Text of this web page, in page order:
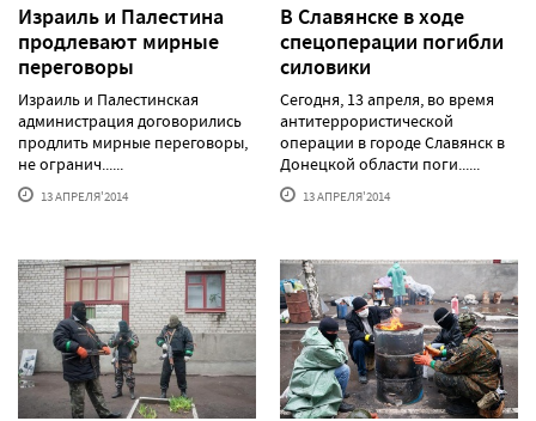
Израиль и Палестина
продлевают мирные
переговоры
Израиль и Палестинская
администрация договорились
продлить мирные переговоры,
не огранич......
13 АПРЕЛЯ'2014
В Славянске в ходе
спецоперации погибли
силовики
Сегодня, 13 апреля, во время
антитеррористической
операции в городе Славянск в
Донецкой области поги......
13 АПРЕЛЯ'2014